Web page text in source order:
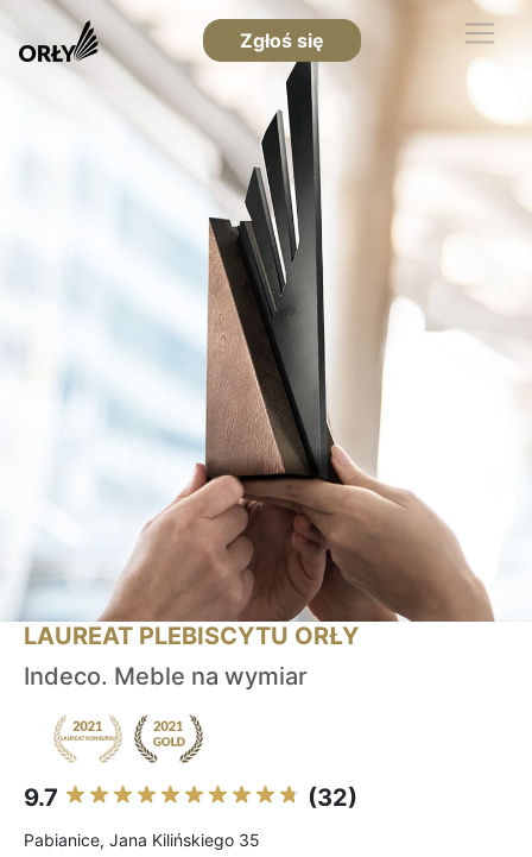
Zgłoś się
LAUREAT PLEBISCYTU ORŁY
Indeco. Meble na wymiar
9.7 (32)
Pabianice, Jana Kilińskiego 35